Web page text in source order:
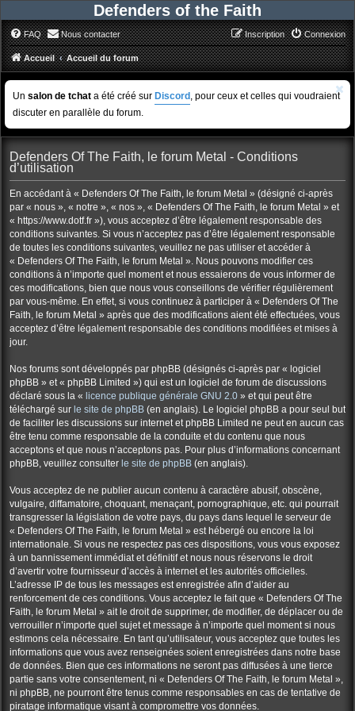
Defenders of the Faith
FAQ Nous contacter Connexion
Inscription
Accueil Accueil du forum
Un salon de tchat a été créé sur Discord , pour ceux et celles qui voudraient
discuter en parallèle du forum.
Defenders Of The Faith, le forum Metal - Conditions
d’utilisation
En accédant à « Defenders Of The Faith, le forum Metal » (désigné ci-après
par « nous », « notre », « nos », « Defenders Of The Faith, le forum Metal » et
« https://www.dotf.fr »), vous acceptez d’être légalement responsable des
conditions suivantes. Si vous n’acceptez pas d’être légalement responsable
de toutes les conditions suivantes, veuillez ne pas utiliser et accéder à
« Defenders Of The Faith, le forum Metal ». Nous pouvons modifier ces
conditions à n’importe quel moment et nous essaierons de vous informer de
ces modifications, bien que nous vous conseillons de vérifier régulièrement
par vous-même. En effet, si vous continuez à participer à « Defenders Of The
Faith, le forum Metal » après que des modifications aient été effectuées, vous
acceptez d’être légalement responsable des conditions modifiées et mises à
jour.
Nos forums sont développés par phpBB (désignés ci-après par « logiciel
phpBB » et « phpBB Limited ») qui est un logiciel de forum de discussions
déclaré sous la « licence publique générale GNU 2.0 » et qui peut être
téléchargé sur le site de phpBB (en anglais). Le logiciel phpBB a pour seul but
de faciliter les discussions sur internet et phpBB Limited ne peut en aucun cas
être tenu comme responsable de la conduite et du contenu que nous
acceptons et que nous n’acceptons pas. Pour plus d’informations concernant
phpBB, veuillez consulter le site de phpBB (en anglais).
Vous acceptez de ne publier aucun contenu à caractère abusif, obscène,
vulgaire, diffamatoire, choquant, menaçant, pornographique, etc. qui pourrait
transgresser la législation de votre pays, du pays dans lequel le serveur de
« Defenders Of The Faith, le forum Metal » est hébergé ou encore la loi
internationale. Si vous ne respectez pas ces dispositions, vous vous exposez
à un bannissement immédiat et définitif et nous nous réservons le droit
d’avertir votre fournisseur d’accès à internet et les autorités officielles.
L’adresse IP de tous les messages est enregistrée afin d’aider au
renforcement de ces conditions. Vous acceptez le fait que « Defenders Of The
Faith, le forum Metal » ait le droit de supprimer, de modifier, de déplacer ou de
verrouiller n’importe quel sujet et message à n’importe quel moment si nous
estimons cela nécessaire. En tant qu’utilisateur, vous acceptez que toutes les
informations que vous avez renseignées soient enregistrées dans notre base
de données. Bien que ces informations ne seront pas diffusées à une tierce
partie sans votre consentement, ni « Defenders Of The Faith, le forum Metal »,
ni phpBB, ne pourront être tenus comme responsables en cas de tentative de
piratage informatique visant à compromettre vos données.